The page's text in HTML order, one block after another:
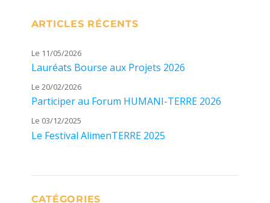
ARTICLES RÉCENTS
Le 11/05/2026
Lauréats Bourse aux Projets 2026
Le 20/02/2026
Participer au Forum HUMANI-TERRE 2026
Le 03/12/2025
Le Festival AlimenTERRE 2025
CATÉGORIES